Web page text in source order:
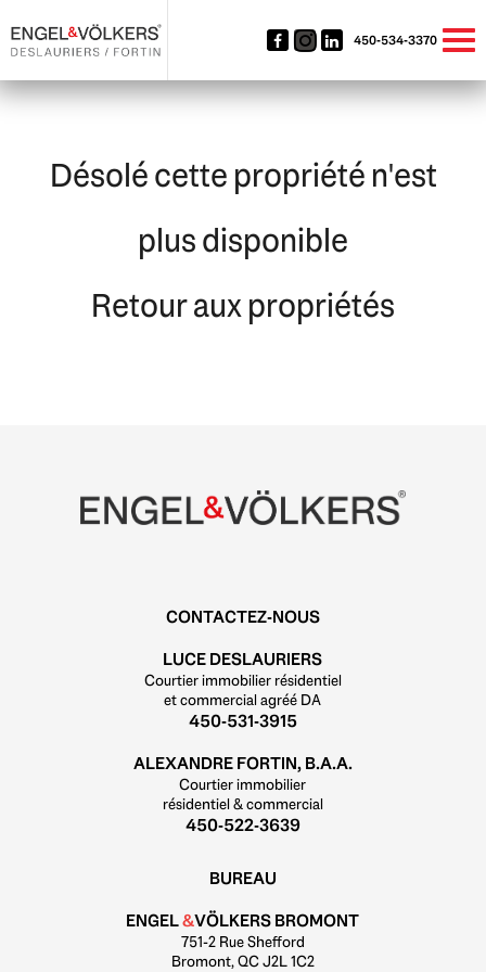
450-534-3370
Désolé cette propriété n'est
plus disponible
Retour aux propriétés
CONTACTEZ-NOUS
LUCE DESLAURIERS
Courtier immobilier résidentiel
et commercial agréé DA
450-531-3915
ALEXANDRE FORTIN, B.A.A.
Courtier immobilier
résidentiel & commercial
450-522-3639
BUREAU
ENGEL&VÖLKERS BROMONT
751-2 Rue Shefford
Bromont, QC J2L 1C2